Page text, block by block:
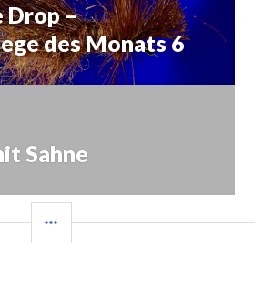
Drop –
des Monats 6
Sahne